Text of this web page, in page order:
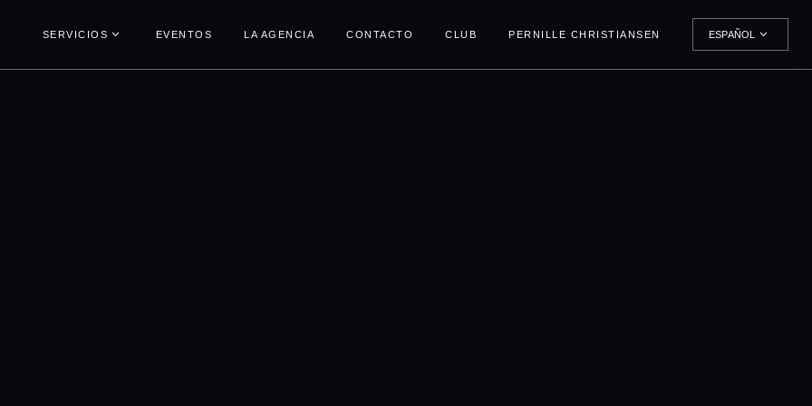
SERVICIOS EVENTOS LA AGENCIA CONTACTO CLUB PERNILLE CHRISTIANSEN ESPAÑOL